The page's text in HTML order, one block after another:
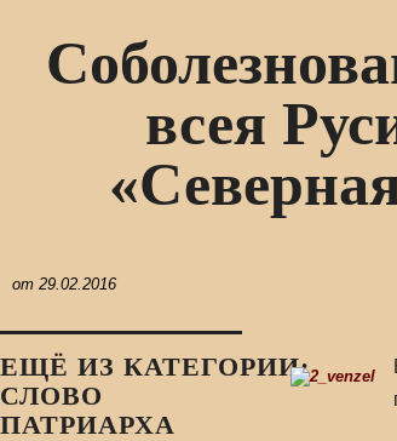
всея
от 29.02.2016
ЕЩЁ ИЗ КАТЕГОРИИ:
СЛОВО
ПАТРИАРХА